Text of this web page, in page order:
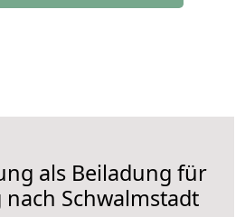
als Beiladung für
Schwalmstadt